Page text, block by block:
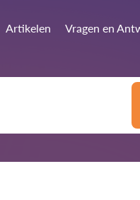
Artikelen Vragen en